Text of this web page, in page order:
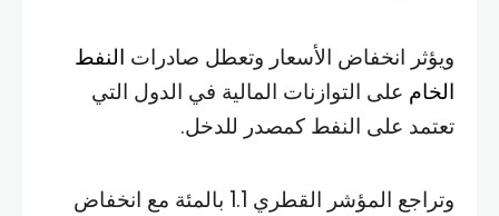
ويؤثر انخفاض الأسعار وتعطل صادرات النفط
الخام على التوازنات المالية في الدول التي
تعتمد على النفط كمصدر للدخل.
وتراجع المؤشر القطري 1.1 بالمئة مع انخفاض